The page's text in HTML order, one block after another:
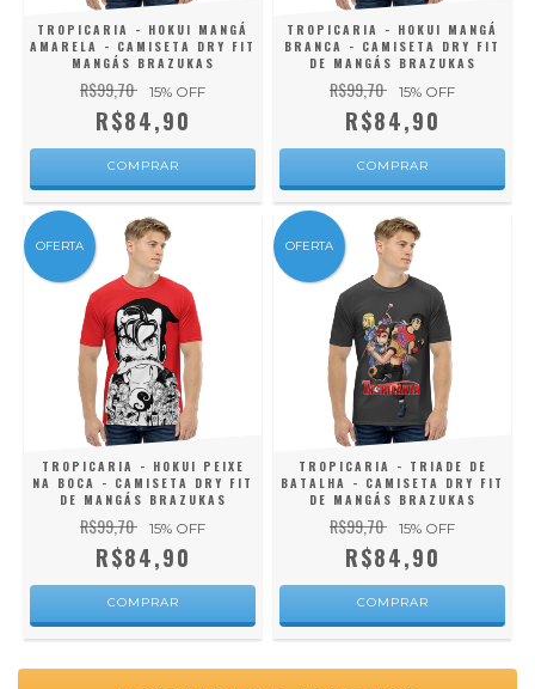
TROPICARIA - HOKUI MANGÁ
AMARELA - CAMISETA DRY FIT
MANGÁS BRAZUKAS
R$99,70 15% OFF
R$84,90
COMPRAR
TROPICARIA - HOKUI MANGÁ
BRANCA - CAMISETA DRY FIT
DE MANGÁS BRAZUKAS
R$99,70 15% OFF
R$84,90
COMPRAR
OFERTA
TROPICARIA - HOKUI PEIXE
NA BOCA - CAMISETA DRY FIT
DE MANGÁS BRAZUKAS
R$99,70 15% OFF
R$84,90
COMPRAR
OFERTA
TROPICARIA - TRIADE DE
BATALHA - CAMISETA DRY FIT
DE MANGÁS BRAZUKAS
R$99,70 15% OFF
R$84,90
COMPRAR